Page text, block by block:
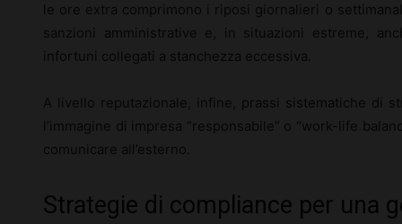
le ore extra comprimono i riposi giornalieri o
sanzioni amministrative e, in situazioni estreme,
infortuni collegati a stanchezza eccessiva.
A livello reputazionale, infine, prassi sistematiche di
l’immagine di impresa “responsabile” o “work-life
comunicare all’esterno.
Strategie di compliance per una